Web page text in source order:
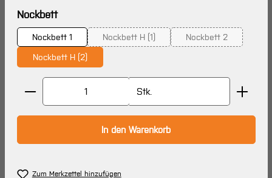
Nockbettauswählen
Nockbett 1 Nockbett H (1)
(Diese Option ist zurzeit nicht verfügbar.)
Nockbett 2
(Diese Option ist
Nockbett H (2)
Produkt Anzahl: Gib den gewünschten Wert ein
Stk.
In den Warenkorb
Zum Merkzettel hinzufügen